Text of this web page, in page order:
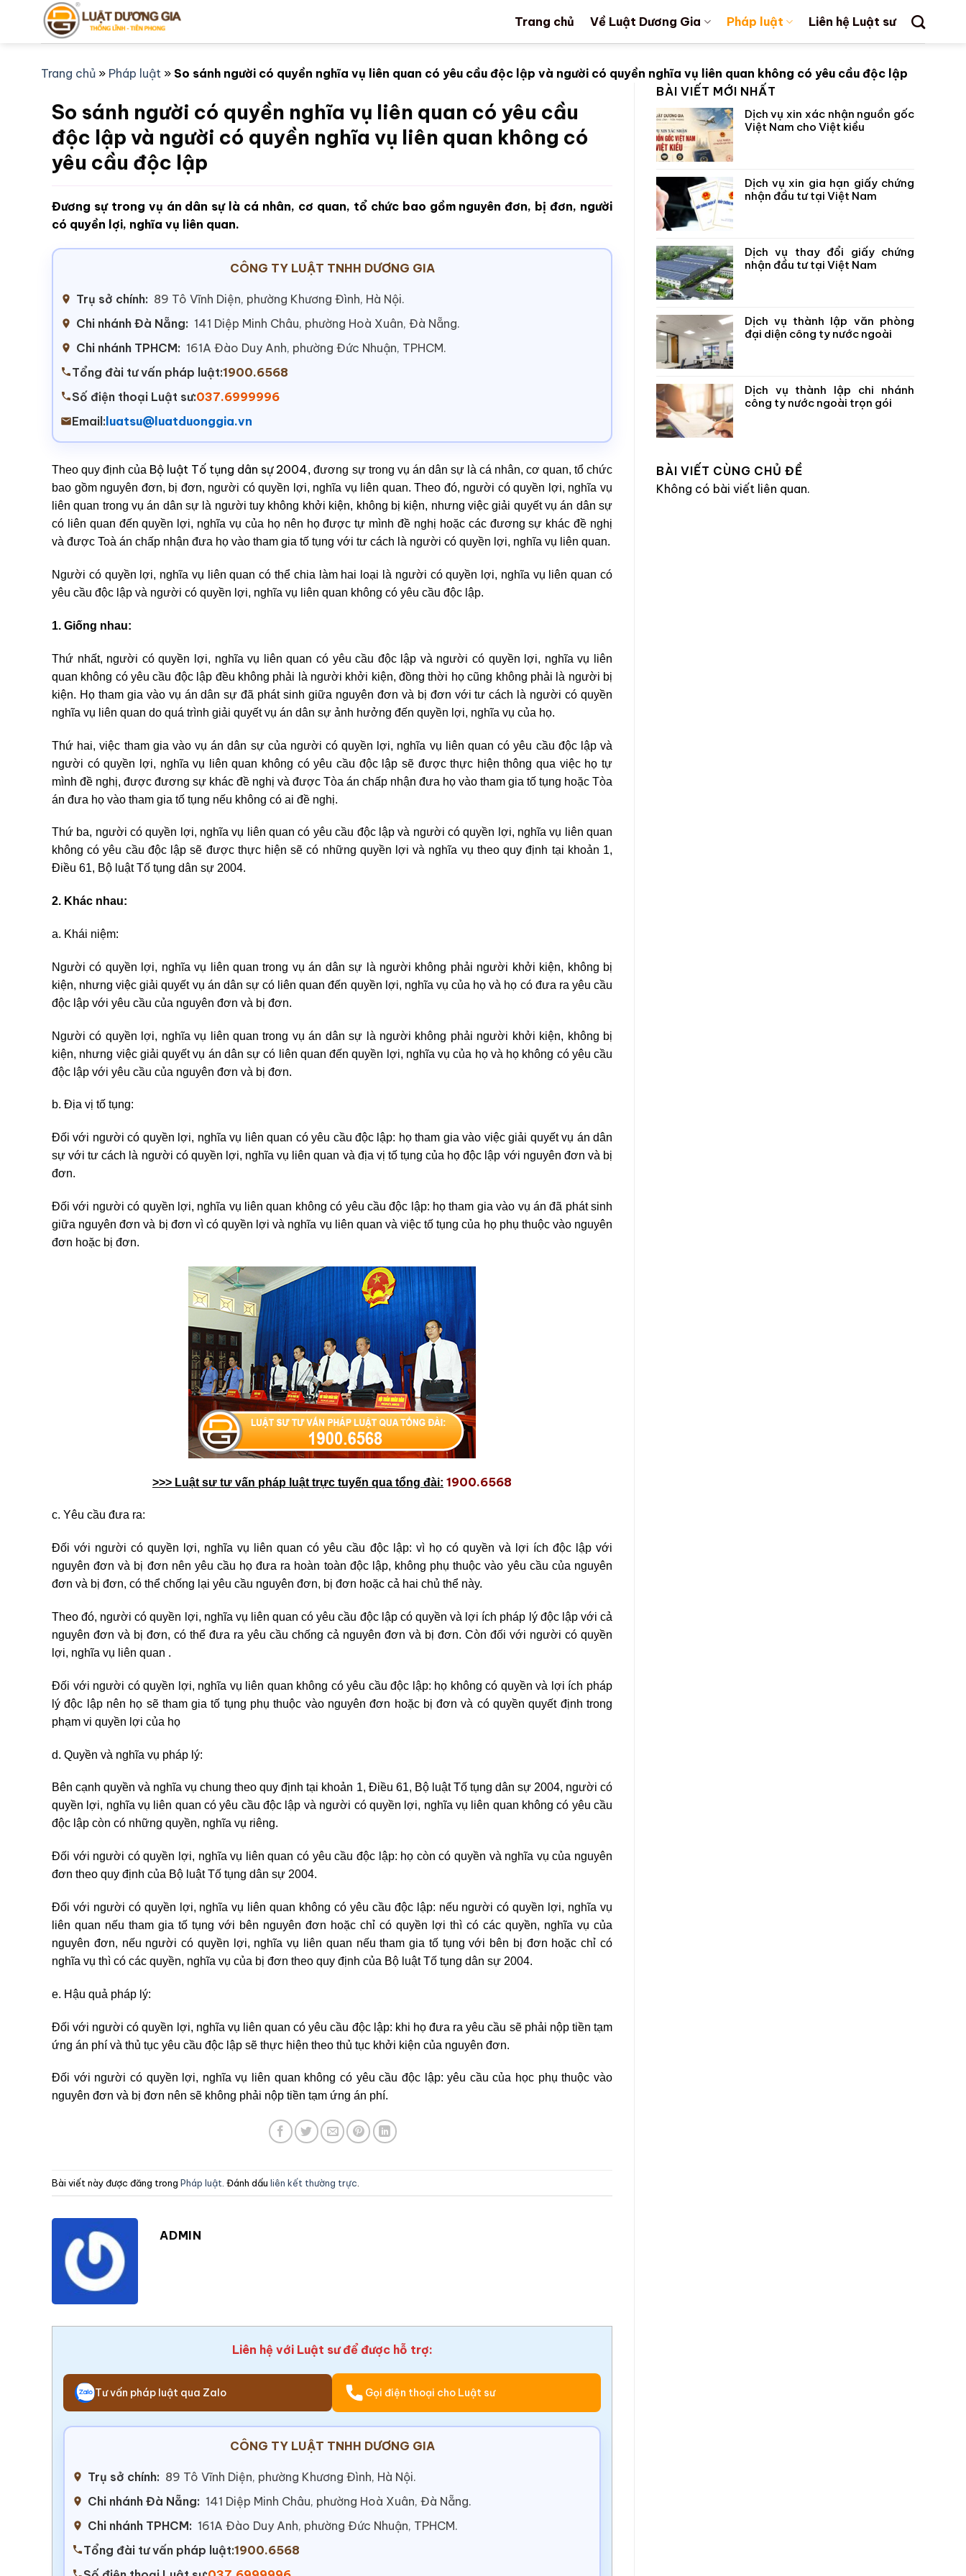
Trang chủ Về Luật Dương Gia Pháp luật Liên hệ Luật sư
Trang chủ » Pháp luật » So sánh người có quyền nghĩa vụ liên quan có yêu cầu độc lập và người có quyền nghĩa vụ liên quan không có yêu cầu độc lập
So sánh người có quyền nghĩa vụ liên quan có yêu cầu
độc lập và người có quyền nghĩa vụ liên quan không có
yêu cầu độc lập
Đương sự trong vụ án dân sự là cá nhân, cơ quan, tổ chức bao gồm nguyên đơn, bị đơn, người
có quyền lợi, nghĩa vụ liên quan.
CÔNG TY LUẬT TNHH DƯƠNG GIA
Trụ sở chính: 89 Tô Vĩnh Diện, phường Khương Đình, Hà Nội.
Chi nhánh Đà Nẵng: 141 Diệp Minh Châu, phường Hoà Xuân, Đà Nẵng.
Chi nhánh TPHCM: 161A Đào Duy Anh, phường Đức Nhuận, TPHCM.
Tổng đài tư vấn pháp luật:1900.6568
Số điện thoại Luật sư:037.6999996
Email: luatsu@luatduonggia.vn
Theo quy định của Bộ luật Tố tụng dân sự 2004, đương sự trong vụ án dân sự là cá nhân, cơ quan, tổ chức
bao gồm nguyên đơn, bị đơn, người có quyền lợi, nghĩa vụ liên quan. Theo đó, người có quyền lợi, nghĩa vụ
liên quan trong vụ án dân sự là người tuy không khởi kiện, không bị kiện, nhưng việc giải quyết vụ án dân sự
có liên quan đến quyền lợi, nghĩa vụ của họ nên họ được tự mình đề nghị hoặc các đương sự khác đề nghị
và được Toà án chấp nhận đưa họ vào tham gia tố tụng với tư cách là người có quyền lợi, nghĩa vụ liên quan.
Người có quyền lợi, nghĩa vụ liên quan có thể chia làm hai loại là người có quyền lợi, nghĩa vụ liên quan có
yêu cầu độc lập và người có quyền lợi, nghĩa vụ liên quan không có yêu cầu độc lập.
1. Giống nhau:
Thứ nhất, người có quyền lợi, nghĩa vụ liên quan có yêu cầu độc lập và người có quyền lợi, nghĩa vụ liên
quan không có yêu cầu độc lập đều không phải là người khởi kiện, đồng thời họ cũng không phải là người bị
kiện. Họ tham gia vào vụ án dân sự đã phát sinh giữa nguyên đơn và bị đơn với tư cách là người có quyền
nghĩa vụ liên quan do quá trình giải quyết vụ án dân sự ảnh hưởng đến quyền lợi, nghĩa vụ của họ.
Thứ hai, việc tham gia vào vụ án dân sự của người có quyền lợi, nghĩa vụ liên quan có yêu cầu độc lập và
người có quyền lợi, nghĩa vụ liên quan không có yêu cầu độc lập sẽ được thực hiện thông qua việc họ tự
mình đề nghị, được đương sự khác đề nghị và được Tòa án chấp nhận đưa họ vào tham gia tố tụng hoặc Tòa
án đưa họ vào tham gia tố tụng nếu không có ai đề nghị.
Thứ ba, người có quyền lợi, nghĩa vụ liên quan có yêu cầu độc lập và người có quyền lợi, nghĩa vụ liên quan
không có yêu cầu độc lập sẽ được thực hiện sẽ có những quyền lợi và nghĩa vụ theo quy định tại khoản 1,
Điều 61, Bộ luật Tố tụng dân sự 2004.
2. Khác nhau:
a. Khái niệm:
Người có quyền lợi, nghĩa vụ liên quan trong vụ án dân sự là người không phải người khởi kiện, không bị
kiện, nhưng việc giải quyết vụ án dân sự có liên quan đến quyền lợi, nghĩa vụ của họ và họ có đưa ra yêu cầu
độc lập với yêu cầu của nguyên đơn và bị đơn.
Người có quyền lợi, nghĩa vụ liên quan trong vụ án dân sự là người không phải người khởi kiện, không bị
kiện, nhưng việc giải quyết vụ án dân sự có liên quan đến quyền lợi, nghĩa vụ của họ và họ không có yêu cầu
độc lập với yêu cầu của nguyên đơn và bị đơn.
b. Địa vị tố tụng:
Đối với người có quyền lợi, nghĩa vụ liên quan có yêu cầu độc lập: họ tham gia vào việc giải quyết vụ án dân
sự với tư cách là người có quyền lợi, nghĩa vụ liên quan và địa vị tố tụng của họ độc lập với nguyên đơn và bị
đơn.
Đối với người có quyền lợi, nghĩa vụ liên quan không có yêu cầu độc lập: họ tham gia vào vụ án đã phát sinh
giữa nguyên đơn và bị đơn vì có quyền lợi và nghĩa vụ liên quan và việc tố tụng của họ phụ thuộc vào nguyên
đơn hoặc bị đơn.
>>> Luật sư tư vấn pháp luật trực tuyến qua tổng đài: 1900.6568
c. Yêu cầu đưa ra:
Đối với người có quyền lợi, nghĩa vụ liên quan có yêu cầu độc lập: vì họ có quyền và lợi ích độc lập với
nguyên đơn và bị đơn nên yêu cầu họ đưa ra hoàn toàn độc lập, không phụ thuộc vào yêu cầu của nguyên
đơn và bị đơn, có thể chống lại yêu cầu nguyên đơn, bị đơn hoặc cả hai chủ thể này.
Theo đó, người có quyền lợi, nghĩa vụ liên quan có yêu cầu độc lập có quyền và lợi ích pháp lý độc lập với cả
nguyên đơn và bị đơn, có thể đưa ra yêu cầu chống cả nguyên đơn và bị đơn. Còn đối với người có quyền
lợi, nghĩa vụ liên quan .
Đối với người có quyền lợi, nghĩa vụ liên quan không có yêu cầu độc lập: họ không có quyền và lợi ích pháp
lý độc lập nên họ sẽ tham gia tố tụng phụ thuộc vào nguyên đơn hoặc bị đơn và có quyền quyết định trong
phạm vi quyền lợi của họ
d. Quyền và nghĩa vụ pháp lý:
Bên cạnh quyền và nghĩa vụ chung theo quy định tại khoản 1, Điều 61, Bộ luật Tố tụng dân sự 2004, người có
quyền lợi, nghĩa vụ liên quan có yêu cầu độc lập và người có quyền lợi, nghĩa vụ liên quan không có yêu cầu
độc lập còn có những quyền, nghĩa vụ riêng.
Đối với người có quyền lợi, nghĩa vụ liên quan có yêu cầu độc lập: họ còn có quyền và nghĩa vụ của nguyên
đơn theo quy định của Bộ luật Tố tụng dân sự 2004.
Đối với người có quyền lợi, nghĩa vụ liên quan không có yêu cầu độc lập: nếu người có quyền lợi, nghĩa vụ
liên quan nếu tham gia tố tụng với bên nguyên đơn hoặc chỉ có quyền lợi thì có các quyền, nghĩa vụ của
nguyên đơn, nếu người có quyền lợi, nghĩa vụ liên quan nếu tham gia tố tụng với bên bị đơn hoặc chỉ có
nghĩa vụ thì có các quyền, nghĩa vụ của bị đơn theo quy định của Bộ luật Tố tụng dân sự 2004.
e. Hậu quả pháp lý:
Đối với người có quyền lợi, nghĩa vụ liên quan có yêu cầu độc lập: khi họ đưa ra yêu cầu sẽ phải nộp tiền tạm
ứng án phí và thủ tục yêu cầu độc lập sẽ thực hiện theo thủ tục khởi kiện của nguyên đơn.
Đối với người có quyền lợi, nghĩa vụ liên quan không có yêu cầu độc lập: yêu cầu của học phụ thuộc vào
nguyên đơn và bị đơn nên sẽ không phải nộp tiền tạm ứng án phí.
Bài viết này được đăng trong Pháp luật . Đánh dấu liên kết thường trực
ADMIN
Liên hệ với Luật sư để được hỗ trợ:
Tư vấn pháp luật qua Zalo Gọi điện thoại cho Luật sư
CÔNG TY LUẬT TNHH DƯƠNG GIA
Trụ sở chính: 89 Tô Vĩnh Diện, phường Khương Đình, Hà Nội.
Chi nhánh Đà Nẵng: 141 Diệp Minh Châu, phường Hoà Xuân, Đà Nẵng.
Chi nhánh TPHCM: 161A Đào Duy Anh, phường Đức Nhuận, TPHCM.
Tổng đài tư vấn pháp luật:1900.6568
BÀI VIẾT MỚI NHẤT
Dịch vụ xin xác nhận nguồn gốc
Việt Nam cho Việt kiều
Dịch vụ xin gia hạn giấy chứng
nhận đầu tư tại Việt Nam
Dịch vụ thay đổi giấy chứng
nhận đầu tư tại Việt Nam
Dịch vụ thành lập văn phòng
đại diện công ty nước ngoài
Dịch vụ thành lập chi nhánh
công ty nước ngoài trọn gói
BÀI VIẾT CÙNG CHỦ ĐỀ
Không có bài viết liên quan.